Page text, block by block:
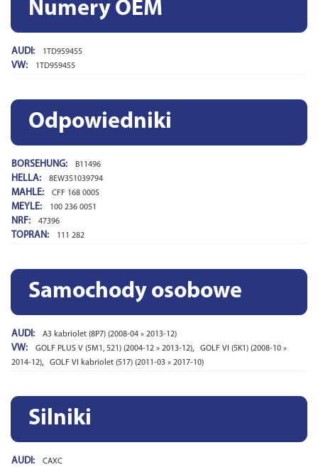
Numery OEM
AUDI: 1TD959455
VW: 1TD959455
Odpowiedniki
BORSEHUNG: B11496
HELLA: 8EW351039794
MAHLE: CFF 168 000S
MEYLE: 100 236 0051
NRF: 47396
TOPRAN: 111 282
Samochody osobowe
AUDI: A3 kabriolet (8P7) (2008-04 » 2013-12)
VW: GOLF PLUS V (5M1, 521) (2004-12 » 2013-12),
GOLF VI (5K1) (2008-10 »
2014-12), GOLF VI kabriolet (517) (2011-03 » 2017-10)
Silniki
AUDI: CAXC